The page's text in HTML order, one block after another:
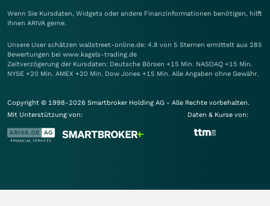
Wenn Sie Kursdaten, Widgets oder andere Finanzinformationen benötigen, hilft
Ihnen ARIVA gerne.
Unsere User schätzen wallstreet-online.de: 4.8 von 5 Sternen ermittelt aus 285
Bewertungen bei www.kagels-trading.de
Zeitverzögerung der Kursdaten: Deutsche Börsen +15 Min. NASDAQ +15 Min.
NYSE +20 Min. AMEX +20 Min. Dow Jones +15 Min. Alle Angaben ohne Gewähr.
Copyright © 1998-2026 Smartbroker Holding AG - Alle Rechte vorbehalten.
Mit Unterstützung von:
Daten & Kurse von: